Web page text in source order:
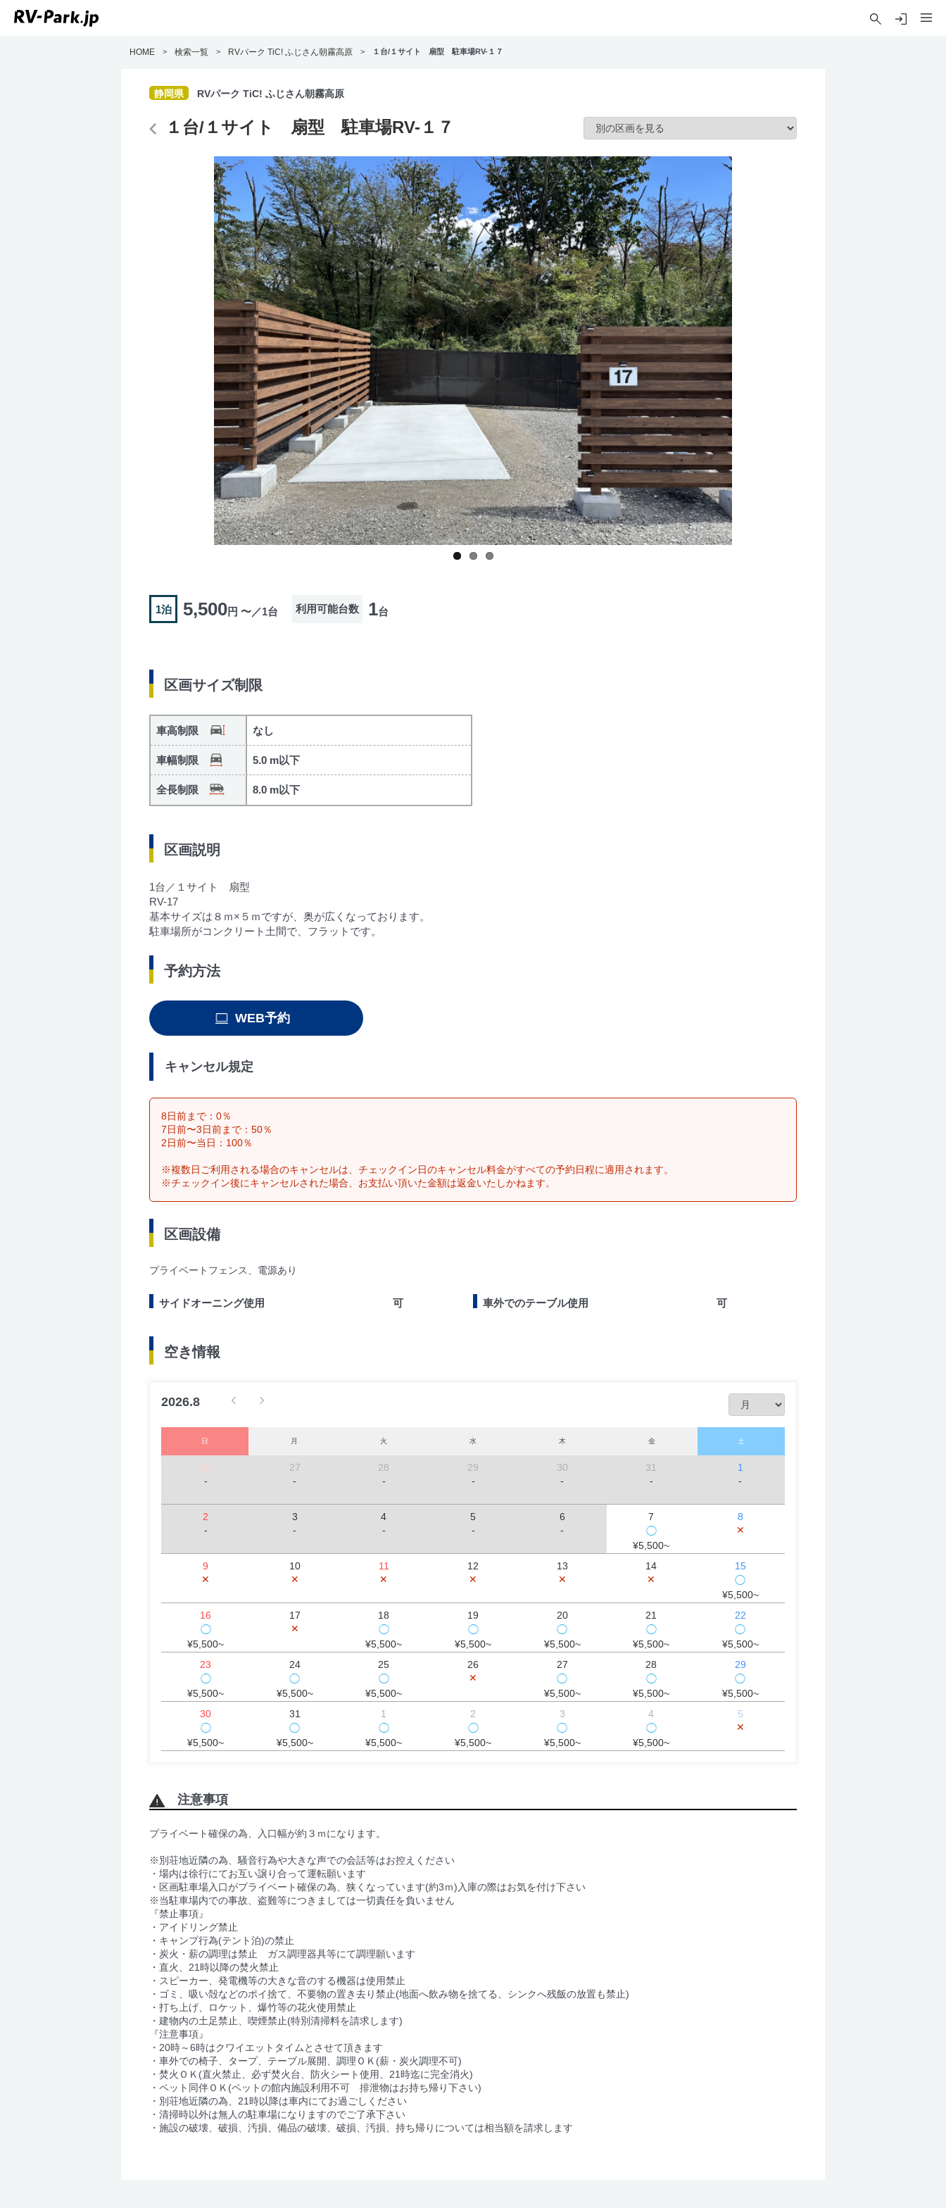
HOME > 検索一覧 > RVパーク TiC! ふじさん朝霧高原 > １台/１サイト 扇型 駐車場RV-１７
静岡県 RVパーク TiC! ふじさん朝霧高原
１台/１サイト 扇型 駐車場RV-１７
1泊 5,500円 〜／1台 利用可能台数 1台
区画サイズ制限
車高制限 なし
車幅制限 5.0 m以下
全長制限 8.0 m以下
区画説明
1台／１サイト 扇型
RV-17
基本サイズは８ｍ×５ｍですが、奥が広くなっております。
駐車場所がコンクリート土間で、フラットです。
予約方法
WEB予約
キャンセル規定
8日前まで：0％
7日前〜3日前まで：50％
2日前〜当日：100％
※複数日ご利用される場合のキャンセルは、チェックイン日のキャンセル料金がすべての予約日程に適用されます。
※チェックイン後にキャンセルされた場合、お支払い頂いた金額は返金いたしかねます。
区画設備
プライベートフェンス、電源あり
サイドオーニング使用 可 車外でのテーブル使用 可
空き情報
2026.8
日 月 火 水 木 金 土
26
-
27
-
28
-
29
-
30
-
31
-
1
-
2
-
3
-
4
-
5
-
6
-
7
◯
¥5,500~
8
✕
9
✕
10
✕
11
✕
12
✕
13
✕
14
✕
15
◯
¥5,500~
16
◯
¥5,500~
17
✕
18
◯
¥5,500~
19
◯
¥5,500~
20
◯
¥5,500~
21
◯
¥5,500~
22
◯
¥5,500~
23
◯
¥5,500~
24
◯
¥5,500~
25
◯
¥5,500~
26
✕
27
◯
¥5,500~
28
◯
¥5,500~
29
◯
¥5,500~
30
◯
¥5,500~
31
◯
¥5,500~
1
◯
¥5,500~
2
◯
¥5,500~
3
◯
¥5,500~
4
◯
¥5,500~
5
✕
注意事項
プライベート確保の為、入口幅が約３ｍになります。
※別荘地近隣の為、騒音行為や大きな声での会話等はお控えください
・場内は徐行にてお互い譲り合って運転願います
・区画駐車場入口がプライベート確保の為、狭くなっています(約3ｍ)入庫の際はお気を付け下さい
※当駐車場内での事故、盗難等につきましては一切責任を負いません
『禁止事項』
・アイドリング禁止
・キャンプ行為(テント泊)の禁止
・炭火・薪の調理は禁止 ガス調理器具等にて調理願います
・直火、21時以降の焚火禁止
・スピーカー、発電機等の大きな音のする機器は使用禁止
・ゴミ、吸い殻などのポイ捨て、不要物の置き去り禁止(地面へ飲み物を捨てる、シンクへ残飯の放置も禁止)
・打ち上げ、ロケット、爆竹等の花火使用禁止
・建物内の土足禁止、喫煙禁止(特別清掃料を請求します)
『注意事項』
・20時～6時はクワイエットタイムとさせて頂きます
・車外での椅子、タープ、テーブル展開、調理ＯＫ(薪・炭火調理不可)
・焚火ＯＫ(直火禁止、必ず焚火台、防火シート使用、21時迄に完全消火)
・ペット同伴ＯＫ(ペットの館内施設利用不可 排泄物はお持ち帰り下さい)
・別荘地近隣の為、21時以降は車内にてお過ごしください
・清掃時以外は無人の駐車場になりますのでご了承下さい
・施設の破壊、破損、汚損、備品の破壊、破損、汚損、持ち帰りについては相当額を請求します